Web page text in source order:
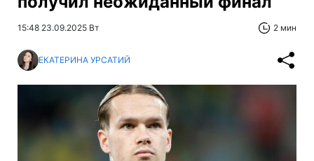
15:48 23.09.2025 Вт 2 мин
ЕКАТЕРИНА УРСАТИЙ